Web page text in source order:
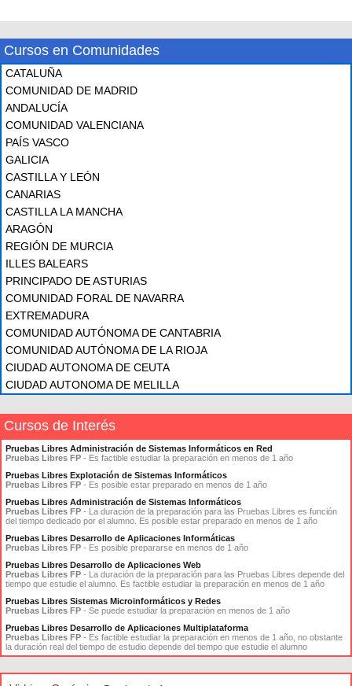
Cursos en Comunidades
CATALUÑA
COMUNIDAD DE MADRID
ANDALUCÍA
COMUNIDAD VALENCIANA
PAÍS VASCO
GALICIA
CASTILLA Y LEÓN
CANARIAS
CASTILLA LA MANCHA
ARAGÓN
REGIÓN DE MURCIA
ILLES BALEARS
PRINCIPADO DE ASTURIAS
COMUNIDAD FORAL DE NAVARRA
EXTREMADURA
COMUNIDAD AUTÓNOMA DE CANTABRIA
COMUNIDAD AUTÓNOMA DE LA RIOJA
CIUDAD AUTONOMA DE CEUTA
CIUDAD AUTONOMA DE MELILLA
Cursos de Interés
Pruebas Libres Administración de Sistemas Informáticos en Red
Pruebas Libres FP - Es factible estudiar la preparación en menos de 1 año
Pruebas Libres Explotación de Sistemas Informáticos
Pruebas Libres FP - Es posible estar preparado en menos de 1 año
Pruebas Libres Administración de Sistemas Informáticos
Pruebas Libres FP - La duración de la preparación para las Pruebas Libres es función
del tiempo dedicado por el alumno. Es posible estar preparado en menos de 1 año
Pruebas Libres Desarrollo de Aplicaciones Informáticas
Pruebas Libres FP - Es posible prepararse en menos de 1 año
Pruebas Libres Desarrollo de Aplicaciones Web
Pruebas Libres FP - La duración de la preparación para las Pruebas Libres depende del
tiempo que estudie el alumno. Es factible estudiar la preparación en menos de 1 año
Pruebas Libres Sistemas Microinformáticos y Redes
Pruebas Libres FP - Se puede estudiar la preparación en menos de 1 año
Pruebas Libres Desarrollo de Aplicaciones Multiplataforma
Pruebas Libres FP - Es factible estudiar la preparación en menos de 1 año, no obstante
la duración real del tiempo de estudio depende del tiempo que estudie el alumno